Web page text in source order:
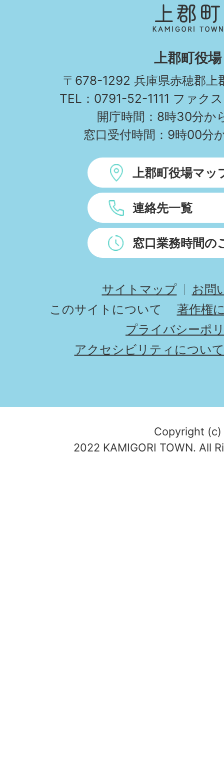
郡
町
KAMIGORI
TOWN
上郡町役場
〒678-1292 兵庫県赤穂郡上
TEL：0791-52-1111 ファク
開庁時間：8時30分か
窓口受付時間：9時00分
上郡町役場マッ
連絡先一覧
窓口業務時間の
サイトマップ
お問
このサイトについて
著作権
プライバシーポ
アクセシビリティについて
Copyright (c)
2022 KAMIGORI TOWN. All